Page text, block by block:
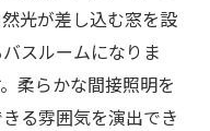
光が差し込む窓を設
スルームになりま
柔らかな間接照明を
る雰囲気を演出でき